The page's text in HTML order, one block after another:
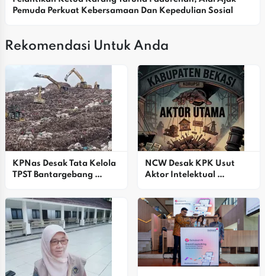
Pemuda Perkuat Kebersamaan Dan Kepedulian Sosial
Rekomendasi Untuk Anda
KPNas Desak Tata Kelola
TPST Bantargebang
Alasannya
NCW Desak KPK Usut
Aktor Intelektual
Kabupaten Bekasi